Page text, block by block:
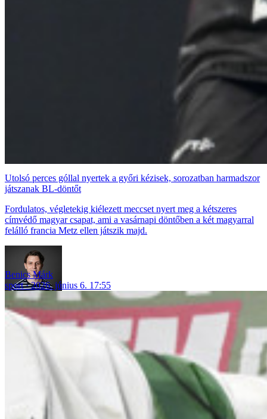
Utolsó perces góllal nyertek a győri kézisek, sorozatban harmadszor
játszanak BL-döntőt
Fordulatos, végletekig kiélezett meccset nyert meg a kétszeres
címvédő magyar csapat, ami a vasárnapi döntőben a két magyarral
felálló francia Metz ellen játszik majd.
Benics Márk
sport
2026. június 6. 17:55